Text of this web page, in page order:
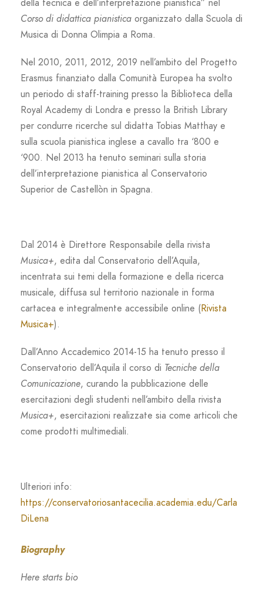
della tecnica e dell’interpretazione pianistica” nel
Corso di didattica pianistica organizzato dalla Scuola di
Musica di Donna Olimpia a Roma.
Nel 2010, 2011, 2012, 2019 nell’ambito del Progetto
Erasmus finanziato dalla Comunità Europea ha svolto
un periodo di staff-training presso la Biblioteca della
Royal Academy di Londra e presso la British Library
per condurre ricerche sul didatta Tobias Matthay e
sulla scuola pianistica inglese a cavallo tra ‘800 e
‘900. Nel 2013 ha tenuto seminari sulla storia
dell’interpretazione pianistica al Conservatorio
Superior de Castellòn in Spagna.
Dal 2014 è Direttore Responsabile della rivista
Musica+, edita dal Conservatorio dell’Aquila,
incentrata sui temi della formazione e della ricerca
musicale, diffusa sul territorio nazionale in forma
cartacea e integralmente accessibile online (Rivista
Musica+).
Dall’Anno Accademico 2014-15 ha tenuto presso il
Conservatorio dell’Aquila il corso di Tecniche della
Comunicazione, curando la pubblicazione delle
esercitazioni degli studenti nell’ambito della rivista
Musica+, esercitazioni realizzate sia come articoli che
come prodotti multimediali.
Ulteriori info:
https://conservatoriosantacecilia.academia.edu/Carla
DiLena
Biography
Here starts bio